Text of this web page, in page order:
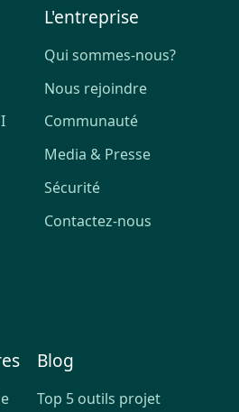
L'entreprise
Qui sommes-nous?
Nous rejoindre
Communauté
Media & Presse
Sécurité
Contactez-nous
Blog
Top 5 outils projet